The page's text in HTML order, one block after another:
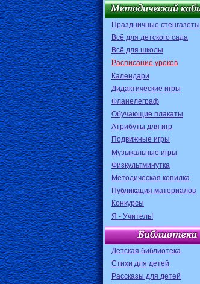
Праздничные стенгазеты
Всё для детского сада
Всё для школы
Расписание уроков
Календари
Дидактические игры
Фланелеграф
Обучающие плакаты
Атрибуты для игр
Подвижные игры
Музыкальные игры
Физкультминутка
Методическая копилка
Публикация материалов
Конкурсы
Я - Учитель!
Детская библиотека
Стихи для детей
Рассказы для детей